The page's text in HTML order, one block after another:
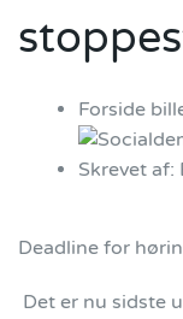
Forside
Skrevet af:
Deadline for
Det er nu sidste